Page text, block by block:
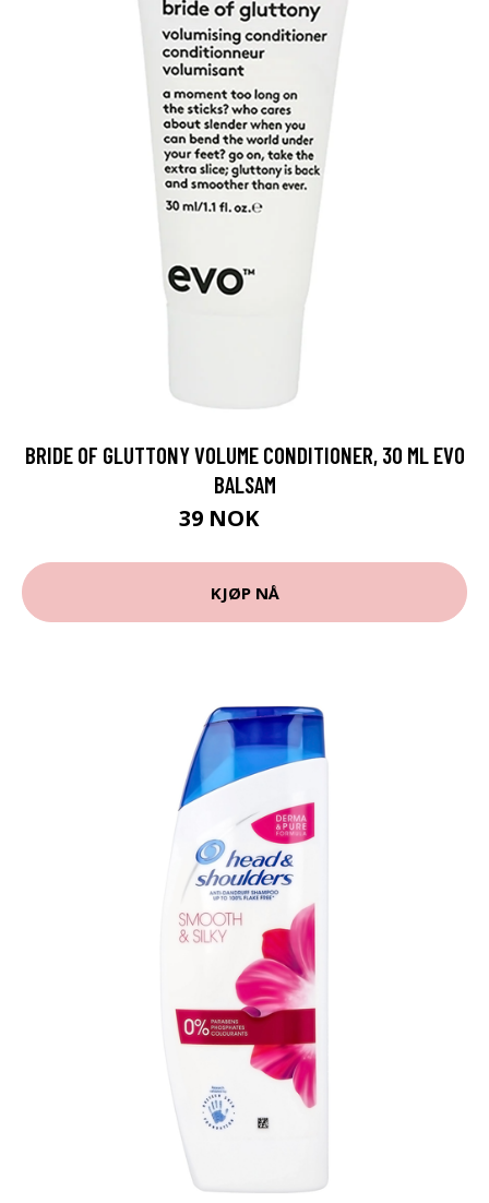
BRIDE OF GLUTTONY VOLUME CONDITIONER, 30 ML EVO
BALSAM
39 NOK
KJØP NÅ